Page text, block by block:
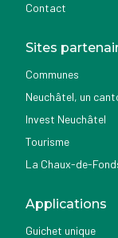
Contact
Sites
Communes
Neuchâtel, un
Invest Neuchâtel
Tourisme
La Chaux-de-
Applications
Guichet unique